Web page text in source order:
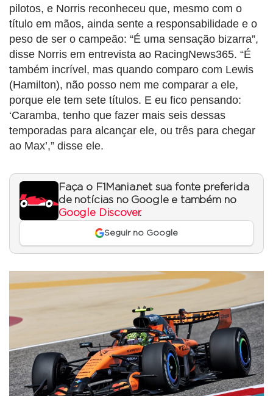
pilotos, e Norris reconheceu que, mesmo com o
título em mãos, ainda sente a responsabilidade e o
peso de ser o campeão: “É uma sensação bizarra”,
disse Norris em entrevista ao RacingNews365. “É
também incrível, mas quando comparo com Lewis
(Hamilton), não posso nem me comparar a ele,
porque ele tem sete títulos. E eu fico pensando:
‘Caramba, tenho que fazer mais seis dessas
temporadas para alcançar ele, ou três para chegar
ao Max’,” disse ele.
Faça o F1Mania.net sua fonte preferida
de notícias no Google e também no
Google Discover.
Seguir no Google